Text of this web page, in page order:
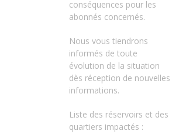
conséquences pour les
abonnés concernés.
Nous vous tiendrons
informés de toute
évolution de la situation
dès réception de nouvelles
informations.
Liste des réservoirs et des
quartiers impactés :